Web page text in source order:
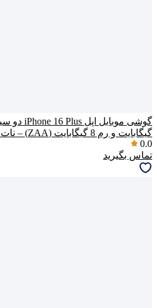
گیگابایت و رم 8 گیگابایت (ZAA) – نات اکتیو
0.0
تماس بگیرید